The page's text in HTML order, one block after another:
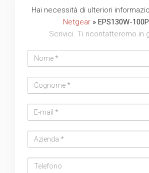
Hai necessità di ulteriori
Netgear» EPS130W-
Scrivici. Ti ricontatteremo in
address